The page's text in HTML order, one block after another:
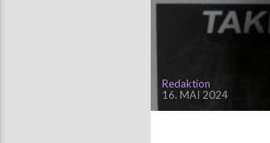
Redaktion
16. MAI 2024